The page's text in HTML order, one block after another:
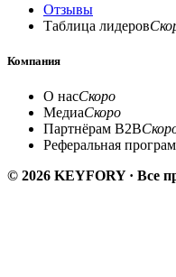
Отзывы
Таблица лидеров
Компания
О насСкоро
МедиаСкоро
Партнёрам B2B
Реферальная
© 2026 KEYFORY · Все